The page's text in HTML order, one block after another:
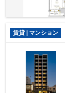
賃貸 | マンション